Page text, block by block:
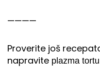
————
Proverite još
napravite plazma tortu